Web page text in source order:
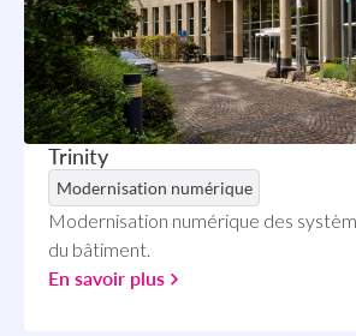
Trinity
Modernisation numérique
Modernisation numérique des
du bâtiment.
En savoir plus